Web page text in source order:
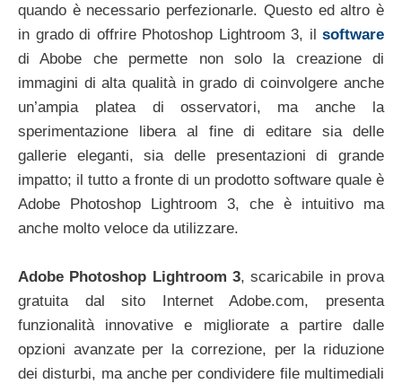
quando è necessario perfezionarle. Questo ed altro è
in grado di offrire Photoshop Lightroom 3, il software
di Abobe che permette non solo la creazione di
immagini di alta qualità in grado di coinvolgere anche
un’ampia platea di osservatori, ma anche la
sperimentazione libera al fine di editare sia delle
gallerie eleganti, sia delle presentazioni di grande
impatto; il tutto a fronte di un prodotto software quale è
Adobe Photoshop Lightroom 3, che è intuitivo ma
anche molto veloce da utilizzare.
Adobe Photoshop Lightroom 3, scaricabile in prova
gratuita dal sito Internet Adobe.com, presenta
funzionalità innovative e migliorate a partire dalle
opzioni avanzate per la correzione, per la riduzione
dei disturbi, ma anche per condividere file multimediali